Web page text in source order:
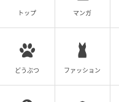
トップ マンガ
どうぶつ ファッション